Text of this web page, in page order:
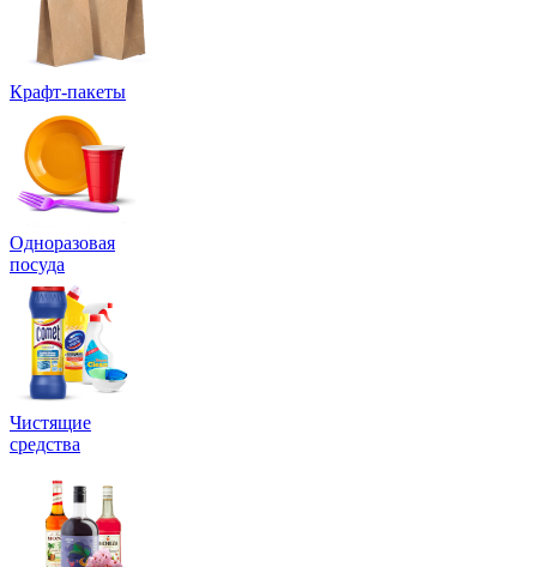
Крафт-пакеты
Одноразовая
посуда
Чистящие
средства